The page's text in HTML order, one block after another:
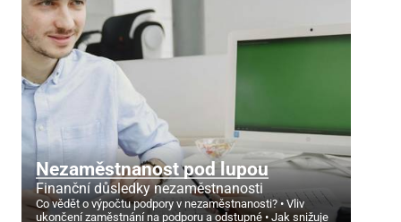
Nezaměstnanost pod lupou
Finanční důsledky nezaměstnanosti
Co vědět o výpočtu podpory v nezaměstnanosti?
Vliv
ukončení zaměstnání na podporu a odstupné
Jak snižuje